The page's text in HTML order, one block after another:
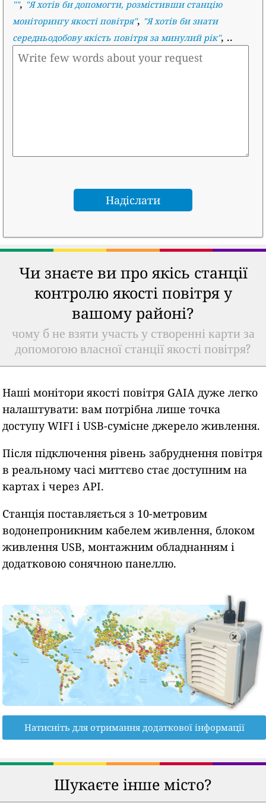
"", "Я хотів би допомогти, розмістивши станцію
моніторингу якості повітря", "Я хотів би знати
середньодобову якість повітря за минулий рік", ..
Чи знаєте ви про якісь станції
контролю якості повітря у
вашому районі?
чому б не взяти участь у створенні карти за
допомогою власної станції якості повітря?
Наші монітори якості повітря GAIA дуже легко
налаштувати: вам потрібна лише точка
доступу WIFI і USB-сумісне джерело живлення.
Після підключення рівень забруднення повітря
в реальному часі миттєво стає доступним на
картах і через API.
Станція поставляється з 10-метровим
водонепроникним кабелем живлення, блоком
живлення USB, монтажним обладнанням і
додатковою сонячною панеллю.
Натисніть для отримання додаткової інформації
Шукаєте інше місто?